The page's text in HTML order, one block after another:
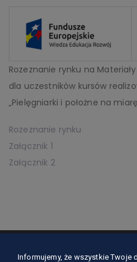
Rozeznanie rynku na
dla uczestników kursów
„Pielęgniarki i położne na
Rozeznanie rynku
Załącznik 1
Załącznik 2
Informujemy, że wszystkie Twoje